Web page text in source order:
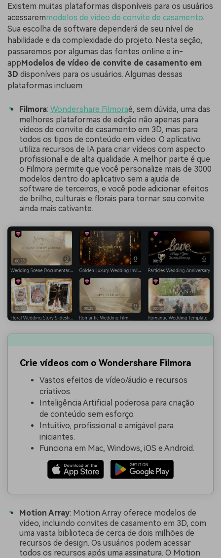
Existem muitas plataformas disponíveis para os usuários
acessaremmodelos de vídeo de convite de casamento.
Sua escolha de software dependerá de seu nível de
habilidade e da complexidade do projeto. Nesta seção,
passaremos por algumas das fontes online e in-
appModelos de vídeo de convite de casamento em
3D disponíveis para os usuários. Algumas dessas
plataformas incluem:
Filmora: Wondershare Filmoraé, sem dúvida, uma das
melhores plataformas de edição não apenas para
vídeos de convite de casamento em 3D, mas para
todos os tipos de conteúdo em vídeo. O aplicativo
utiliza recursos de IA para criar vídeos com aspecto
profissional e de alta qualidade. A melhor parte é que
o Filmora permite que você personalize mais de 3000
modelos dentro do aplicativo sem a ajuda de
software de terceiros, e você pode adicionar efeitos
de brilho, culturais e florais para tornar seu convite
ainda mais cativante.
Crie vídeos com o Wondershare Filmora
Vastos efeitos de vídeo/áudio e recursos
criativos.
Inteligência Artificial poderosa para criação
de conteúdo sem esforço.
Intuitivo, profissional e amigável para
iniciantes.
Funciona em Mac, Windows, iOS e Android.
Motion Array: Motion Array oferece modelos de
vídeo, incluindo convites de casamento em 3D, com
uma vasta biblioteca de cerca de dois milhões de
recursos de design. Os usuários podem acessar
todos os recursos após uma assinatura. O Motion